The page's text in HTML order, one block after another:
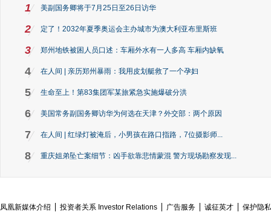
1 美副国务卿将于7月25日至26日访华
2 定了！2032年夏季奥运会主办城市为澳大利亚布里斯班
3 郑州地铁被困人员口述：车厢外水有一人多高 车厢内缺氧
4 在人间 | 亲历郑州暴雨：我用皮划艇救了一个孕妇
5 生命至上！第83集团军某旅紧急实施爆破分洪
6 美国常务副国务卿访华为何选在天津？外交部：两个原因
7 在人间 | 红绿灯被淹后，小男孩在路口指路，7位摄影师...
8 重庆姐弟坠亡案细节：凶手欲靠悲情蒙混 警方现场勘察发现...
凤凰新媒体介绍 投资者关系 Investor Relations 广告服务 诚征英才
保护隐